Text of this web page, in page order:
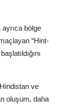
ayrıca bölge
“Hint-
ve
oluşum, daha